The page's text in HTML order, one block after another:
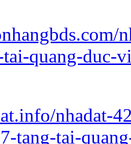
tai-quang-duc-
nhadat-
tang-tai-